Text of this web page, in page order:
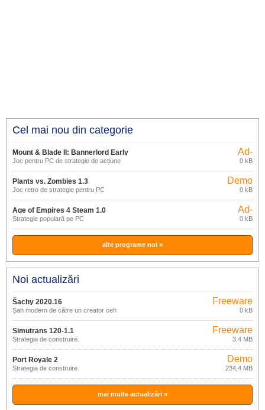
Cel mai nou din categorie
Mount & Blade II: Bannerlord Early
Access
Joc pentru PC de strategie de acțiune
Ad-
supported
0 kB
Plants vs. Zombies 1.3
Joc retro de strategie pentru PC
Demo
0 kB
Age of Empires 4 Steam 1.0
Strategie populară pe PC
Ad-
supported
0 kB
alte programe noi »
Noi actualizări
Šachy 2020.16
Șah modern de către un creator ceh
Freeware
0 kB
Simutrans 120-1.1
Strategia de construire.
Freeware
3,4 MB
Port Royale 2
Strategia de construire.
Demo
234,4 MB
mai multe actualizări »